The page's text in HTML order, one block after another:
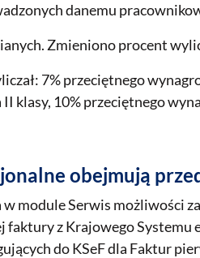
danemu
Zmieniono procent
7% przeciętnego
klasy, 10% przeciętnego
obejmują
module Serwis możliwości
z Krajowego Systemu
do KSeF dla Faktur